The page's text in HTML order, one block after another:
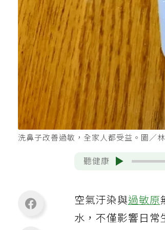
洗鼻子改善過敏，全家人都受益。圖／
聽健康
空氣汙染與過敏原
水，不僅影響日常